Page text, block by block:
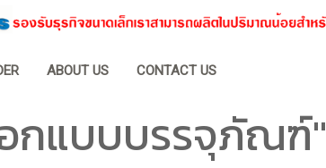
ABOUT US CONTACT US
กแบบบรรจุภัณฑ์"